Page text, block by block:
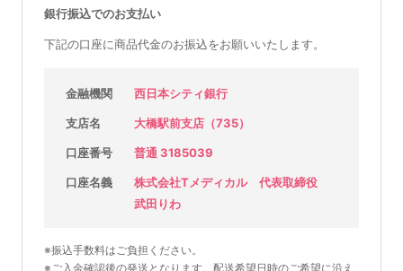
銀行振込でのお支払い
下記の口座に商品代金のお振込をお願いいたします。
金融機関 西日本シティ銀行
支店名 大橋駅前支店（735）
口座番号 普通 3185039
口座名義
株式会社Tメディカル 代表取締役
武田りわ
※振込手数料はご負担ください。
※ご入金確認後の発送となります。配送希望日時のご希望に沿え